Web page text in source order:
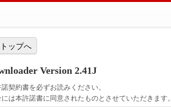
ップへ
Version 2.41J
契約書を必ずお読みください。
は本許諾書に同意されたものとさせていただきます。